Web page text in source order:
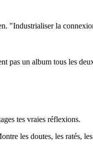
"Industrialiser la
pas un album tous les
tes vraies réflexions.
les doutes, les ratés,